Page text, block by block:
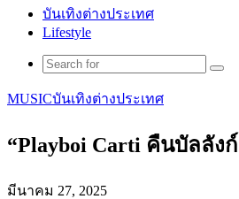
บันเทิงต่างประเทศ
Lifestyle
MUSICบันเทิงต่างประเทศ
“Playboi Carti คืนบัลลัง
มีนาคม 27, 2025